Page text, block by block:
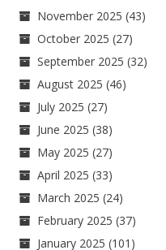
November 2025 (43)
October 2025 (27)
September 2025 (32)
August 2025 (46)
July 2025 (27)
June 2025 (38)
May 2025 (27)
April 2025 (33)
March 2025 (24)
February 2025 (37)
January 2025 (101)